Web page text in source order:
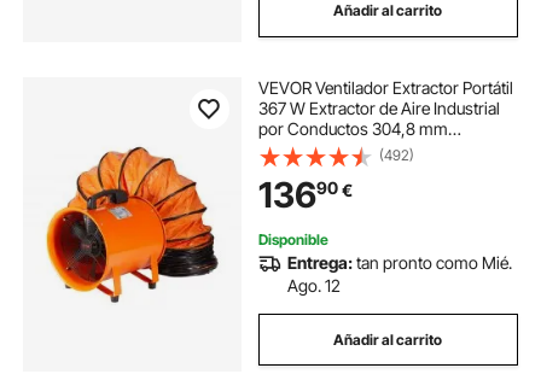
Añadir al carrito
VEVOR Ventilador Extractor Portátil
367 W Extractor de Aire Industrial
por Conductos 304,8 mm
Manguera de Extracción 10 m
Volumen de Aire 2574 CFM
Extractor de Aire para Extraer
Polvo, Trabajo en Casa
(492)
13690€
Disponible
Entrega:tan pronto como Mié.
Ago. 12
Añadir al carrito